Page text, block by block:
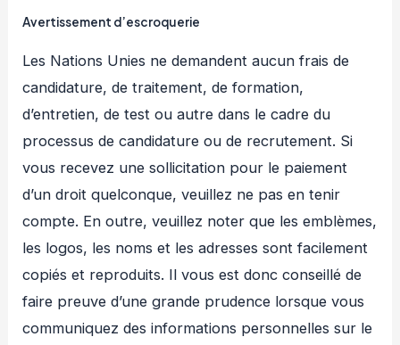
Avertissement d’escroquerie
Les Nations Unies ne demandent aucun frais de
candidature, de traitement, de formation,
d’entretien, de test ou autre dans le cadre du
processus de candidature ou de recrutement. Si
vous recevez une sollicitation pour le paiement
d’un droit quelconque, veuillez ne pas en tenir
compte. En outre, veuillez noter que les emblèmes,
les logos, les noms et les adresses sont facilement
copiés et reproduits. Il vous est donc conseillé de
faire preuve d’une grande prudence lorsque vous
communiquez des informations personnelles sur le